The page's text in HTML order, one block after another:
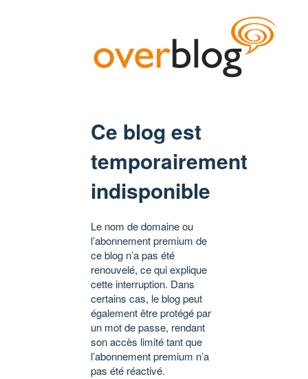
Ce blog est
temporairement
indisponible
Le nom de domaine ou
l’abonnement premium de
ce blog n’a pas été
renouvelé, ce qui explique
cette interruption. Dans
certains cas, le blog peut
également être protégé par
un mot de passe, rendant
son accès limité tant que
l’abonnement premium n’a
pas été réactivé.